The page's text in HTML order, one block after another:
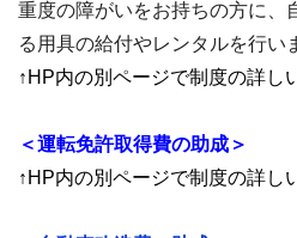
重度の障がいをお持ちの方に、
る用具の給付やレンタルを行い
↑HP内の別ページで制度の詳し
＜運転免許取得費の助成＞
↑HP内の別ページで制度の詳し